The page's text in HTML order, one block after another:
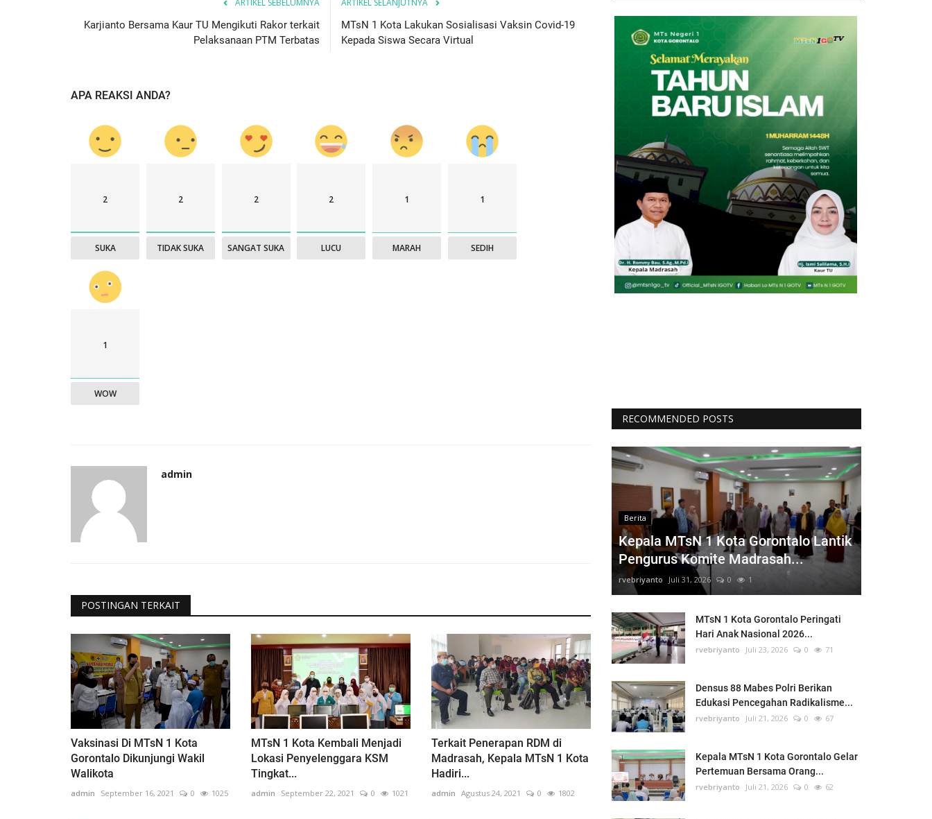
Karjianto Bersama Kaur TU Mengikuti Rakor terkait
Pelaksanaan PTM Terbatas
MTsN 1 Kota Lakukan Sosialisasi Vaksin Covid-19
Kepada Siswa Secara Virtual
APA REAKSI ANDA?
2
SUKA
2
TIDAK SUKA
2
SANGAT SUKA
2
LUCU
1
MARAH
1
SEDIH
1
WOW
admin
POSTINGAN TERKAIT
Vaksinasi Di MTsN 1 Kota
Gorontalo Dikunjungi Wakil
Walikota
admin September 16, 2021 0 1025
MTsN 1 Kota Kembali Menjadi
Lokasi Penyelenggara KSM
Tingkat...
admin September 22, 2021 0 1021
Terkait Penerapan RDM di
Madrasah, Kepala MTsN 1 Kota
Hadiri...
admin Agustus 24, 2021 0 1802
RECOMMENDED POSTS
Berita
Kepala MTsN 1 Kota Gorontalo Lantik
Pengurus Komite Madrasah...
rvebriyanto Juli 31, 2026 0 1
MTsN 1 Kota Gorontalo Peringati
Hari Anak Nasional 2026...
rvebriyanto Juli 23, 2026 0 71
Densus 88 Mabes Polri Berikan
Edukasi Pencegahan Radikalisme...
rvebriyanto Juli 21, 2026 0 67
Kepala MTsN 1 Kota Gorontalo Gelar
Pertemuan Bersama Orang...
rvebriyanto Juli 21, 2026 0 62